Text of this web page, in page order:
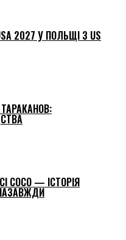
2027 У ПОЛЬЩІ З US
COCO — ІСТОРІЯ